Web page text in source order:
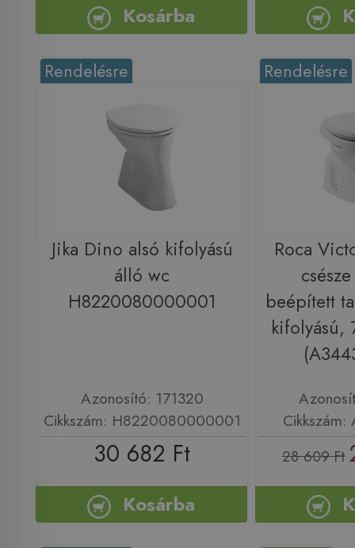
Kosárba
Rendelésre
Jika Dino alsó kifolyású
álló wc
H8220080000001
Azonosító: 171320
Cikkszám: H8220080000001
30 682 Ft
Kosárba
Rendelésre
Roca
beépített
kifolyású,
28 609 Ft